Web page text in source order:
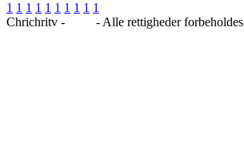
1 1 1 1 1 1 1 1 1 1
Chrichritv -
- Alle rettigheder forbeholdes